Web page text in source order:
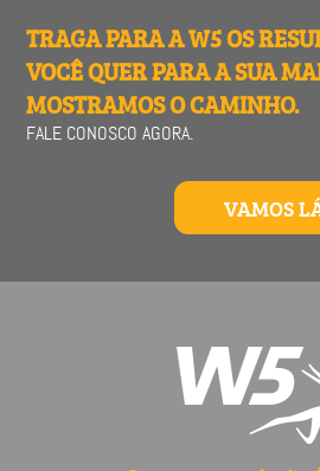
TRAGA PARA A W5 OS
VOCÊ QUER PARA A SUA
MOSTRAMOS O CAMINHO.
FALE CONOSCO AGORA.
VAMOS